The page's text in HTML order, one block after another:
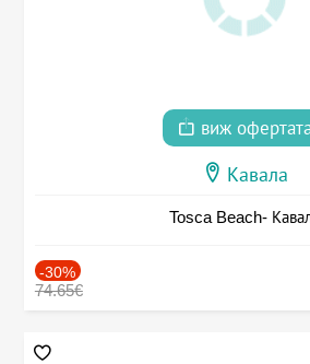
виж
Кавала
Tosca Beach-
-30%
74.65€